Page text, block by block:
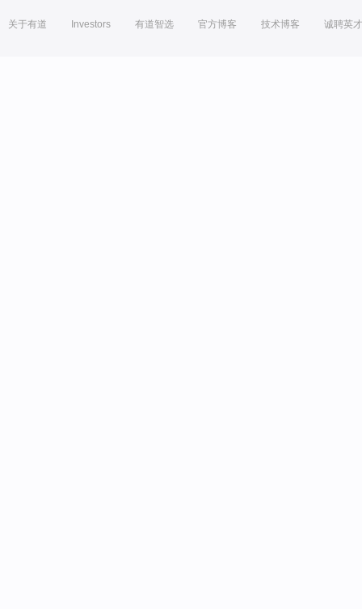
关于有道 Investors 有道智选 官方博客 技术博客 诚聘英才